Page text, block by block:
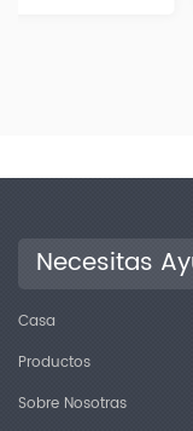
como cajas de
Prueba de
Necesitas
Casa
Productos
Sobre Nosotras